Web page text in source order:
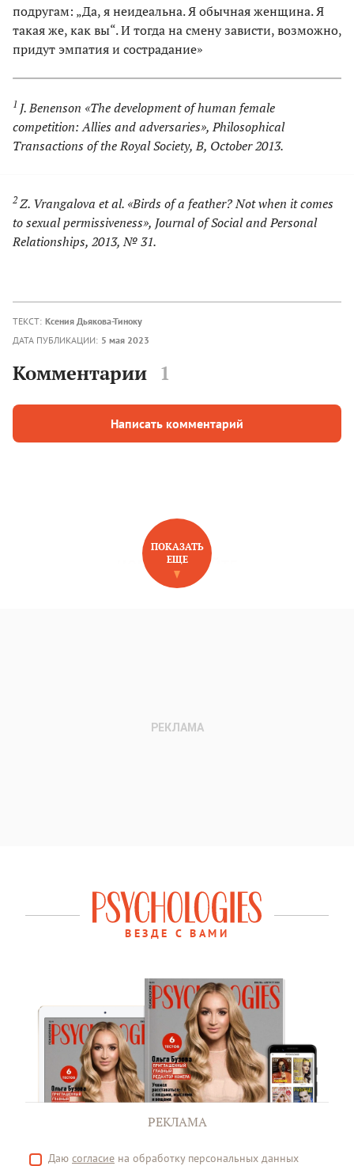
подругам: „Да, я неидеальна. Я обычная женщина. Я
такая же, как вы“. И тогда на смену зависти, возможно,
придут эмпатия и сострадание»
1 J. Benenson «The development of human female
competition: Allies and adversaries», Philosophical
Transactions of the Royal Society, B, October 2013.
2 Z. Vrangalova et al. «Birds of a feather? Not when it comes
to sexual permissiveness», Journal of Social and Personal
Relationships, 2013, № 31.
ТЕКСТ: Ксения Дьякова-Тиноку
ДАТА ПУБЛИКАЦИИ: 5 мая 2023
Комментарии 1
Написать комментарий
НОВОЕ НА САЙТЕ
ПОКАЗАТЬ
ЕЩЕ
ВЕЗДЕ С ВАМИ
РЕКЛАМА
Даю согласие на обработку персональных данных